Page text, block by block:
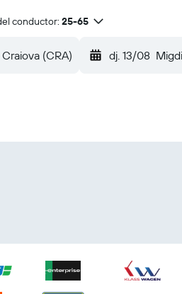
conductor: 25-65
(CRA) dj. 13/08